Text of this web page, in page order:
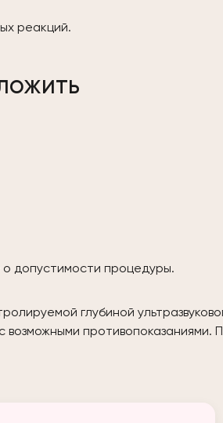
реакций.
о допустимости процедуры.
глубиной
возможными противопоказаниями.